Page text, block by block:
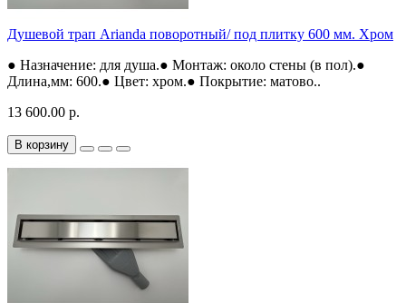
Душевой трап Arianda поворотный/ под плитку 600 мм. Хром
● Назначение: для душа.● Монтаж: около стены (в пол).●
Длина,мм: 600.● Цвет: хром.● Покрытие: матово..
13 600.00 р.
В корзину